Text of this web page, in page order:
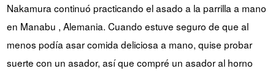
Nakamura continuó practicando el asado a la parrilla a mano
en Manabu , Alemania. Cuando estuve seguro de que al
menos podía asar comida deliciosa a mano, quise probar
suerte con un asador, así que compré un asador al horno